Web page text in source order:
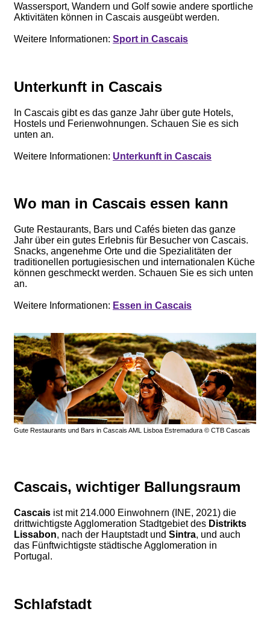
Wassersport, Wandern und Golf sowie andere sportliche
Aktivitäten können in Cascais ausgeübt werden.
Weitere Informationen: Sport in Cascais
Unterkunft in Cascais
In Cascais gibt es das ganze Jahr über gute Hotels,
Hostels und Ferienwohnungen. Schauen Sie es sich
unten an.
Weitere Informationen: Unterkunft in Cascais
Wo man in Cascais essen kann
Gute Restaurants, Bars und Cafés bieten das ganze
Jahr über ein gutes Erlebnis für Besucher von Cascais.
Snacks, angenehme Orte und die Spezialitäten der
traditionellen portugiesischen und internationalen Küche
können geschmeckt werden. Schauen Sie es sich unten
an.
Weitere Informationen: Essen in Cascais
Gute Restaurants und Bars in Cascais AML Lisboa Estremadura © CTB Cascais
Cascais, wichtiger Ballungsraum
Cascais ist mit 214.000 Einwohnern (INE, 2021) die
drittwichtigste Agglomeration Stadtgebiet des Distrikts
Lissabon, nach der Hauptstadt und Sintra, und auch
das Fünftwichtigste städtische Agglomeration in
Portugal.
Schlafstadt